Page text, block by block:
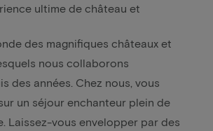
ultime de château et
des magnifiques châteaux et
nous collaborons
des années. Chez nous, vous
un séjour enchanteur plein de
Laissez-vous envelopper par des